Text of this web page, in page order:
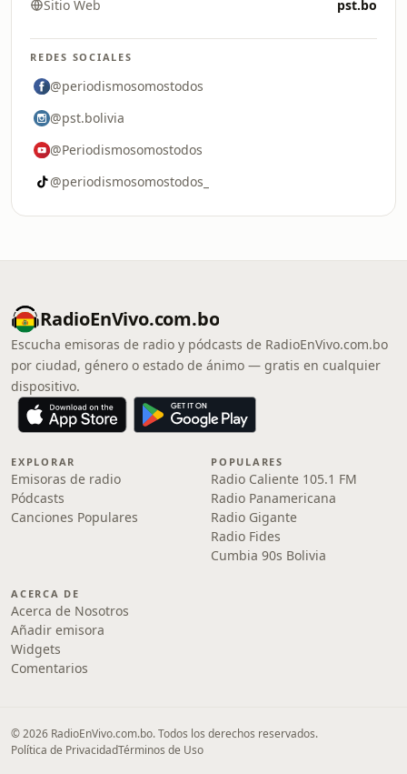
Sitio Web pst.bo
REDES SOCIALES
@periodismosomostodos
@pst.bolivia
@Periodismosomostodos
@periodismosomostodos_
RadioEnVivo.com.bo
Escucha emisoras de radio y pódcasts de RadioEnVivo.com.bo
por ciudad, género o estado de ánimo — gratis en cualquier
dispositivo.
EXPLORAR
Emisoras de radio
Pódcasts
Canciones Populares
POPULARES
Radio Caliente 105.1 FM
Radio Panamericana
Radio Gigante
Radio Fides
Cumbia 90s Bolivia
ACERCA DE
Acerca de Nosotros
Añadir emisora
Widgets
Comentarios
© 2026 RadioEnVivo.com.bo. Todos los derechos reservados.
Política de PrivacidadTérminos de Uso